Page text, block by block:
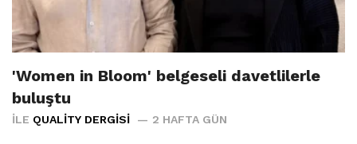
'Women in Bloom' belgeseli davetlilerle
buluştu
İLE QUALITY DERGISI 2 HAFTA GÜN